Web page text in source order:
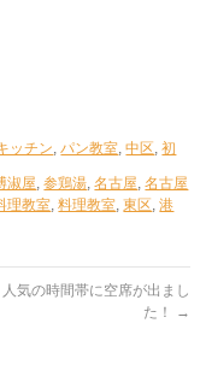
ッチン,パン教室,中区,初
淑屋,参鶏湯,名古屋,名古屋
理教室,料理教室,東区,港
人気の時間帯に空席が出まし
た！
→